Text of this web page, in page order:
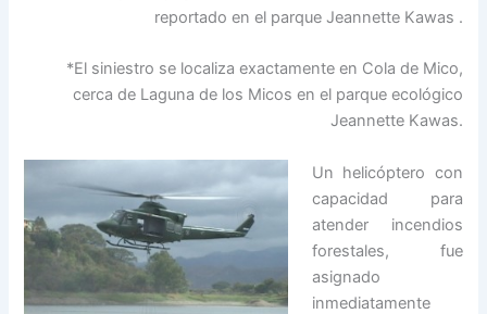
reportado en el parque Jeannette Kawas .
*El siniestro se localiza exactamente en Cola de Mico,
cerca de Laguna de los Micos en el parque ecológico
Jeannette Kawas.
Un helicóptero con
capacidad para
atender incendios
forestales, fue
asignado
inmediatamente